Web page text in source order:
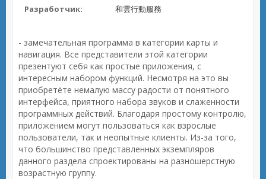
Разработчик:
和雲行動服務
- замечательная программа в категории карты и
навигация. Все представители этой категории
презентуют себя как простые приложения, с
интересным набором функций. Несмотря на это вы
приобретёте немалую массу радости от понятного
интерфейса, приятного набора звуков и слаженности
программных действий. Благодаря простому контролю,
приложением могут пользоваться как взрослые
пользователи, так и неопытные клиенты. Из-за того,
что большинство представленных экземпляров
данного раздела спроектированы на разношерстную
возрастную группу.